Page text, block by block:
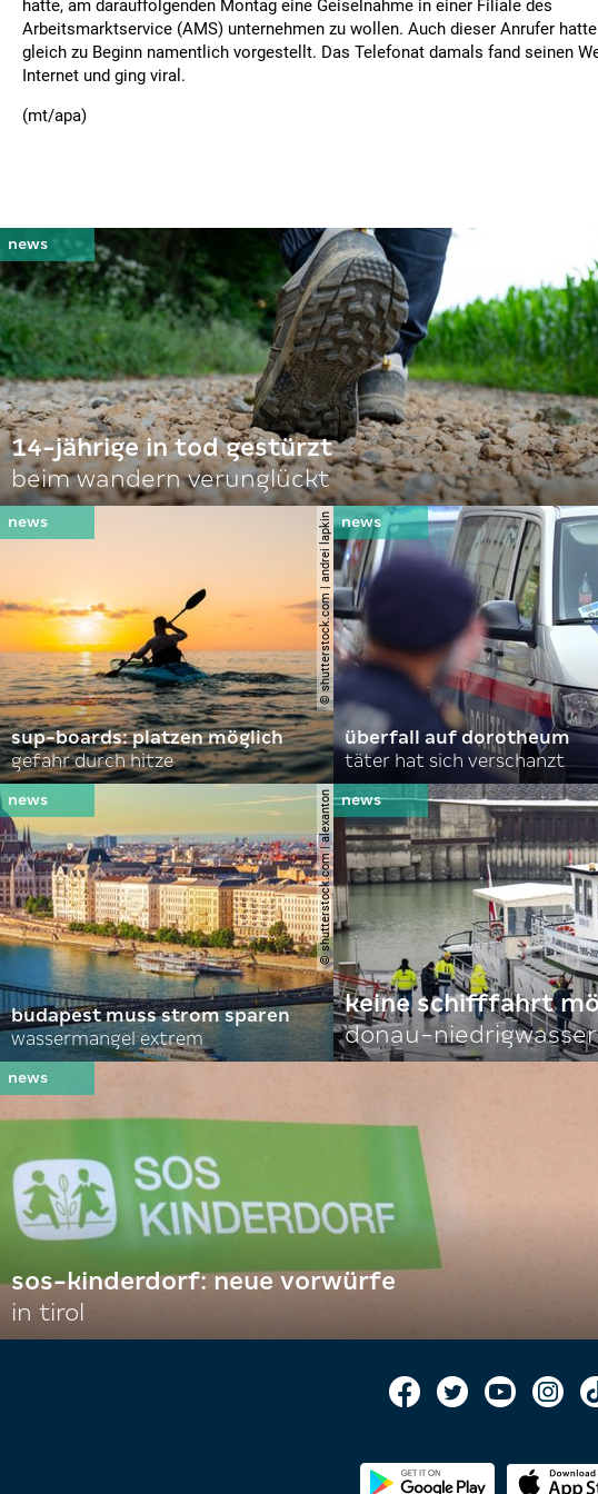
hatte, am darauffolgenden Montag eine Geiselnahme in einer Filiale des
Arbeitsmarktservice (AMS) unternehmen zu wollen. Auch dieser Anrufer
gleich zu Beginn namentlich vorgestellt. Das Telefonat damals fand seinen
Internet und ging viral.
(mt/apa)
14-jährige in tod gestürzt
beim wandern verunglückt
© shutterstock.com | andrei lapkin
sup-boards: platzen möglich
gefahr durch hitze
überfall auf dorotheum
täter hat sich verschanzt
© shutterstock.com | alexanton
budapest muss strom sparen
wassermangel extrem
keine schifffahrt
donau-niedrigwasser
sos-kinderdorf: neue vorwürfe
in tirol